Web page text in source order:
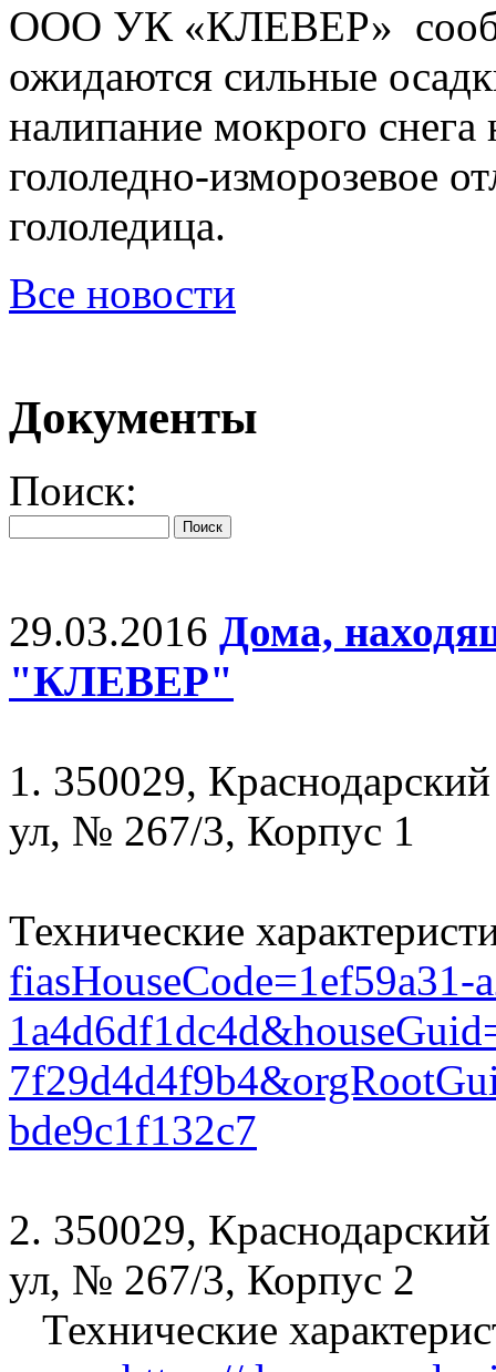
ООО УК «КЛЕВЕР»
ожидаются сильные
налипание мокрого снега
гололедно-изморозевое
гололедица.
Все новости
Документы
Поиск:
29.03.2016 Дома,
"КЛЕВЕР"
1. 350029,
ул, № 267/3, Корпус 1
Технические
fiasHouseCode=1ef59a31-
bde9c1f132c7
2. 350029,
ул, № 267/3, Корпус 2
Технические